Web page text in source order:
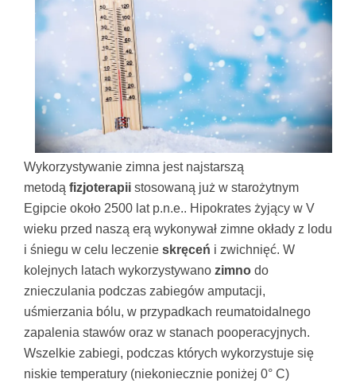
Wykorzystywanie zimna jest najstarszą
metodą fizjoterapii stosowaną już w starożytnym
Egipcie około 2500 lat p.n.e.. Hipokrates żyjący w V
wieku przed naszą erą wykonywał zimne okłady z lodu
i śniegu w celu leczenie skręceń i zwichnięć. W
kolejnych latach wykorzystywano zimno do
znieczulania podczas zabiegów amputacji,
uśmierzania bólu, w przypadkach reumatoidalnego
zapalenia stawów oraz w stanach pooperacyjnych.
Wszelkie zabiegi, podczas których wykorzystuje się
niskie temperatury (niekoniecznie poniżej 0° C)